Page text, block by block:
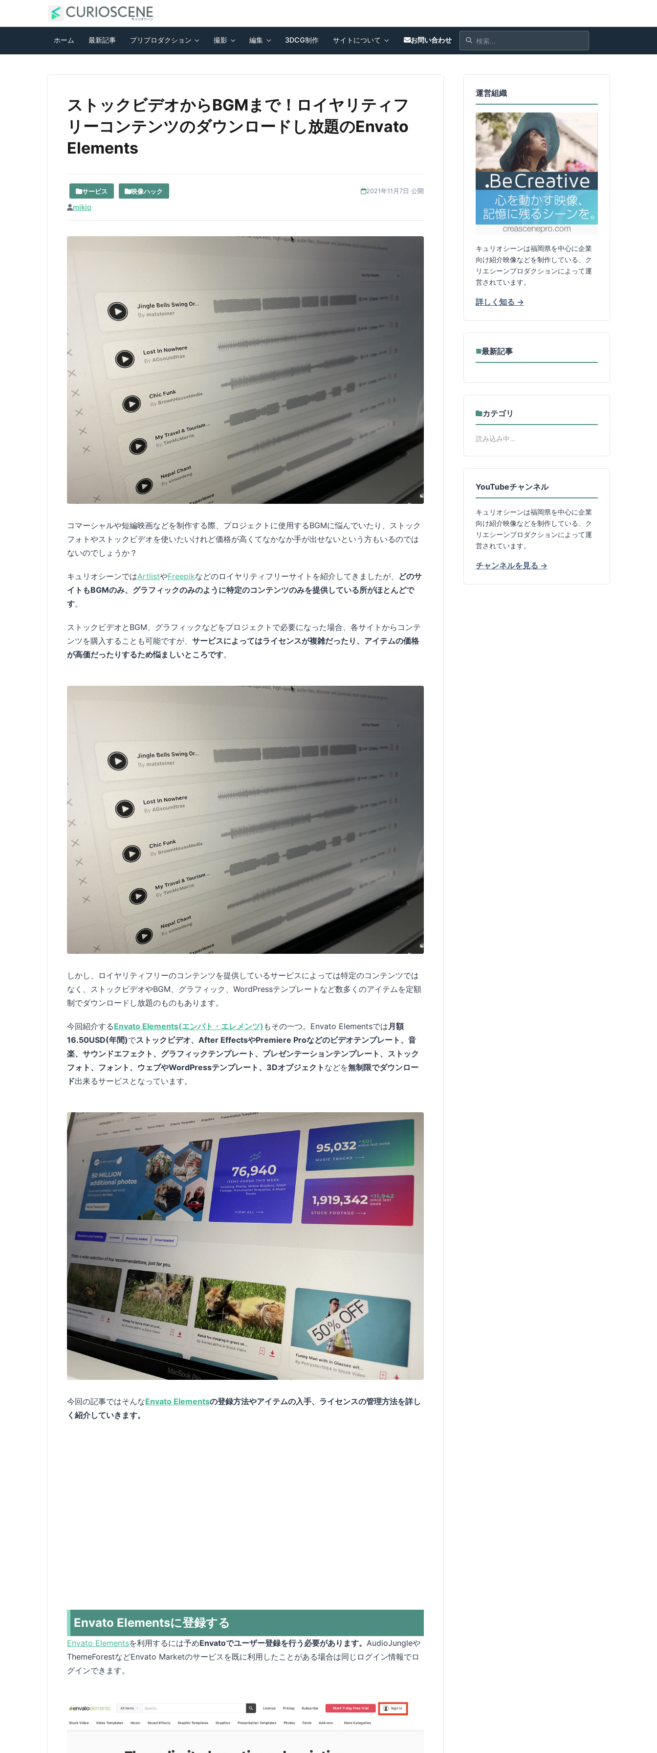
ホーム 最新記事 プリプロダクション 撮影 編集 3DCG制作 サイトについて お問い合わせ
ストックビデオからBGMまで！ロイヤリティフ
リーコンテンツのダウンロードし放題のEnvato
Elements
サービス 映像ハック 2021年11月7日 公開
mikio
コマーシャルや短編映画などを制作する際、プロジェクトに使用するBGMに悩んでいたり、ストック
フォトやストックビデオを使いたいけれど価格が高くてなかなか手が出せないという方もいるのでは
ないのでしょうか？
キュリオシーンではArtlistやFreepikなどのロイヤリティフリーサイトを紹介してきましたが、 どのサ
イトもBGMのみ、グラフィックのみのように特定のコンテンツのみを提供している所がほとんどで
す。
ストックビデオとBGM、グラフィックなどをプロジェクトで必要になった場合、各サイトからコンテ
ンツを購入することも可能ですが、 サービスによってはライセンスが複雑だったり、アイテムの価格
が高価だったりするため悩ましいところです。
しかし、ロイヤリティフリーのコンテンツを提供しているサービスによっては特定のコンテンツでは
なく、ストックビデオやBGM、グラフィック、WordPressテンプレートなど数多くのアイテムを定額
制でダウンロードし放題のものもあります。
今回紹介するEnvato Elements(エンバト・エレメンツ) もその一つ。Envato Elementsでは 月額
16.50USD(年間)でストックビデオ、After EffectsやPremiere Proなどのビデオテンプレート、音
楽、サウンドエフェクト、グラフィックテンプレート、プレゼンテーションテンプレート、ストック
フォト、フォント、ウェブやWordPressテンプレート、3Dオブジェクト などを無制限でダウンロー
ド出来るサービスとなっています。
今回の記事ではそんなEnvato Elementsの登録方法やアイテムの入手、ライセンスの管理方法を詳し
く紹介していきます。
Envato Elementsに登録する
Envato Elementsを利用するには予めEnvatoでユーザー登録を行う必要があります。 AudioJungleや
ThemeForestなどEnvato Marketのサービスを既に利用したことがある場合は同じログイン情報でロ
グインできます。
運営組織
キュリオシーンは福岡県を中心に企業
向け紹介映像などを制作している、ク
リエシーンプロダクションによって運
営されています。
詳しく知る →
■最新記事
カテゴリ
読み込み中...
YouTubeチャンネル
キュリオシーンは福岡県を中心に企業
向け紹介映像などを制作している、ク
リエシーンプロダクションによって運
営されています。
チャンネルを見る →